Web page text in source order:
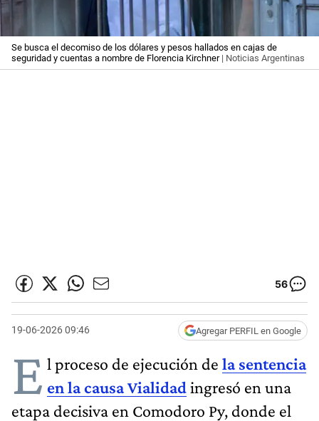
Se busca el decomiso de los dólares y pesos hallados en cajas de
seguridad y cuentas a nombre de Florencia Kirchner| Noticias Argentinas
56
19-06-2026 09:46 Agregar PERFIL en Google
E l proceso de ejecución de la sentencia
en la causa Vialidadingresó en una
etapa decisiva en Comodoro Py, donde el